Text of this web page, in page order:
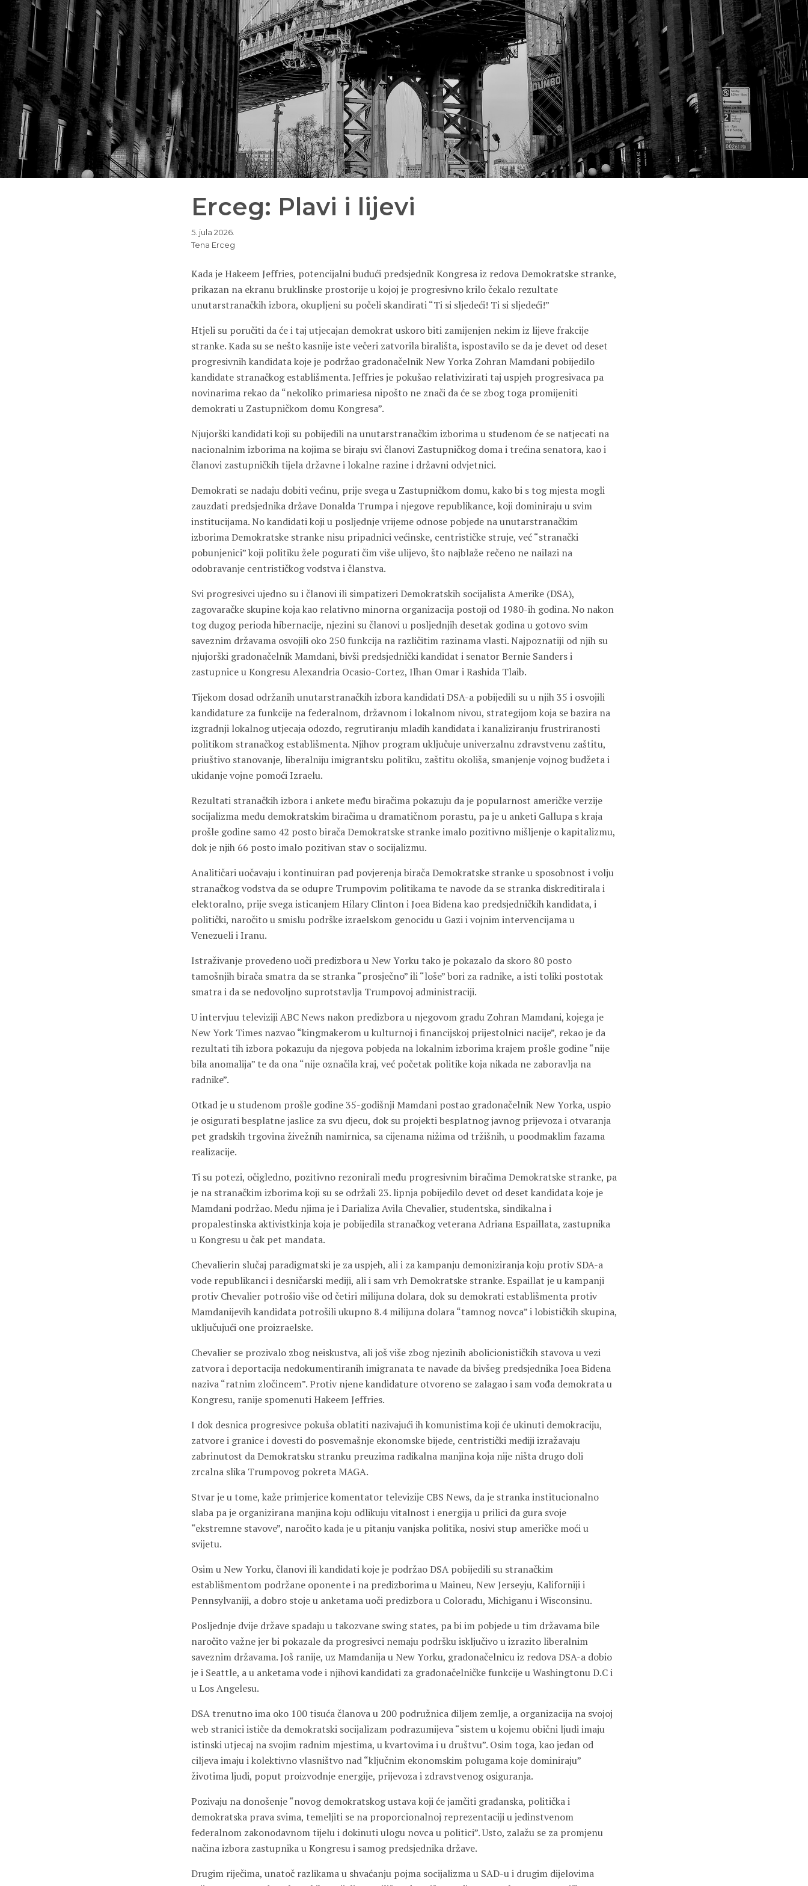
Erceg: Plavi i lijevi
5. jula 2026.
Tena Erceg
Kada je Hakeem Jeffries, potencijalni budući predsjednik Kongresa iz redova Demokratske stranke,
prikazan na ekranu bruklinske prostorije u kojoj je progresivno krilo čekalo rezultate
unutarstranačkih izbora, okupljeni su počeli skandirati “Ti si sljedeći! Ti si sljedeći!”
Htjeli su poručiti da će i taj utjecajan demokrat uskoro biti zamijenjen nekim iz lijeve frakcije
stranke. Kada su se nešto kasnije iste večeri zatvorila birališta, ispostavilo se da je devet od deset
progresivnih kandidata koje je podržao gradonačelnik New Yorka Zohran Mamdani pobijedilo
kandidate stranačkog establišmenta. Jeffries je pokušao relativizirati taj uspjeh progresivaca pa
novinarima rekao da “nekoliko primariesa nipošto ne znači da će se zbog toga promijeniti
demokrati u Zastupničkom domu Kongresa”.
Njujorški kandidati koji su pobijedili na unutarstranačkim izborima u studenom će se natjecati na
nacionalnim izborima na kojima se biraju svi članovi Zastupničkog doma i trećina senatora, kao i
članovi zastupničkih tijela državne i lokalne razine i državni odvjetnici.
Demokrati se nadaju dobiti većinu, prije svega u Zastupničkom domu, kako bi s tog mjesta mogli
zauzdati predsjednika države Donalda Trumpa i njegove republikance, koji dominiraju u svim
institucijama. No kandidati koji u posljednje vrijeme odnose pobjede na unutarstranačkim
izborima Demokratske stranke nisu pripadnici većinske, centrističke struje, već “stranački
pobunjenici” koji politiku žele pogurati čim više ulijevo, što najblaže rečeno ne nailazi na
odobravanje centrističkog vodstva i članstva.
Svi progresivci ujedno su i članovi ili simpatizeri Demokratskih socijalista Amerike (DSA),
zagovaračke skupine koja kao relativno minorna organizacija postoji od 1980-ih godina. No nakon
tog dugog perioda hibernacije, njezini su članovi u posljednjih desetak godina u gotovo svim
saveznim državama osvojili oko 250 funkcija na različitim razinama vlasti. Najpoznatiji od njih su
njujorški gradonačelnik Mamdani, bivši predsjednički kandidat i senator Bernie Sanders i
zastupnice u Kongresu Alexandria Ocasio-Cortez, Ilhan Omar i Rashida Tlaib.
Tijekom dosad održanih unutarstranačkih izbora kandidati DSA-a pobijedili su u njih 35 i osvojili
kandidature za funkcije na federalnom, državnom i lokalnom nivou, strategijom koja se bazira na
izgradnji lokalnog utjecaja odozdo, regrutiranju mladih kandidata i kanaliziranju frustriranosti
politikom stranačkog establišmenta. Njihov program uključuje univerzalnu zdravstvenu zaštitu,
priuštivo stanovanje, liberalniju imigrantsku politiku, zaštitu okoliša, smanjenje vojnog budžeta i
ukidanje vojne pomoći Izraelu.
Rezultati stranačkih izbora i ankete među biračima pokazuju da je popularnost američke verzije
socijalizma među demokratskim biračima u dramatičnom porastu, pa je u anketi Gallupa s kraja
prošle godine samo 42 posto birača Demokratske stranke imalo pozitivno mišljenje o kapitalizmu,
dok je njih 66 posto imalo pozitivan stav o socijalizmu.
Analitičari uočavaju i kontinuiran pad povjerenja birača Demokratske stranke u sposobnost i volju
stranačkog vodstva da se odupre Trumpovim politikama te navode da se stranka diskreditirala i
elektoralno, prije svega isticanjem Hilary Clinton i Joea Bidena kao predsjedničkih kandidata, i
politički, naročito u smislu podrške izraelskom genocidu u Gazi i vojnim intervencijama u
Venezueli i Iranu.
Istraživanje provedeno uoči predizbora u New Yorku tako je pokazalo da skoro 80 posto
tamošnjih birača smatra da se stranka “prosječno” ili “loše” bori za radnike, a isti toliki postotak
smatra i da se nedovoljno suprotstavlja Trumpovoj administraciji.
U intervjuu televiziji ABC News nakon predizbora u njegovom gradu Zohran Mamdani, kojega je
New York Times nazvao “kingmakerom u kulturnoj i financijskoj prijestolnici nacije”, rekao je da
rezultati tih izbora pokazuju da njegova pobjeda na lokalnim izborima krajem prošle godine “nije
bila anomalija” te da ona “nije označila kraj, već početak politike koja nikada ne zaboravlja na
radnike”.
Otkad je u studenom prošle godine 35-godišnji Mamdani postao gradonačelnik New Yorka, uspio
je osigurati besplatne jaslice za svu djecu, dok su projekti besplatnog javnog prijevoza i otvaranja
pet gradskih trgovina živežnih namirnica, sa cijenama nižima od tržišnih, u poodmaklim fazama
realizacije.
Ti su potezi, očigledno, pozitivno rezonirali među progresivnim biračima Demokratske stranke, pa
je na stranačkim izborima koji su se održali 23. lipnja pobijedilo devet od deset kandidata koje je
Mamdani podržao. Među njima je i Darializa Avila Chevalier, studentska, sindikalna i
propalestinska aktivistkinja koja je pobijedila stranačkog veterana Adriana Espaillata, zastupnika
u Kongresu u čak pet mandata.
Chevalierin slučaj paradigmatski je za uspjeh, ali i za kampanju demoniziranja koju protiv SDA-a
vode republikanci i desničarski mediji, ali i sam vrh Demokratske stranke. Espaillat je u kampanji
protiv Chevalier potrošio više od četiri milijuna dolara, dok su demokrati establišmenta protiv
Mamdanijevih kandidata potrošili ukupno 8.4 milijuna dolara “tamnog novca” i lobističkih skupina,
uključujući one proizraelske.
Chevalier se prozivalo zbog neiskustva, ali još više zbog njezinih abolicionističkih stavova u vezi
zatvora i deportacija nedokumentiranih imigranata te navade da bivšeg predsjednika Joea Bidena
naziva “ratnim zločincem”. Protiv njene kandidature otvoreno se zalagao i sam vođa demokrata u
Kongresu, ranije spomenuti Hakeem Jeffries.
I dok desnica progresivce pokuša oblatiti nazivajući ih komunistima koji će ukinuti demokraciju,
zatvore i granice i dovesti do posvemašnje ekonomske bijede, centristički mediji izražavaju
zabrinutost da Demokratsku stranku preuzima radikalna manjina koja nije ništa drugo doli
zrcalna slika Trumpovog pokreta MAGA.
Stvar je u tome, kaže primjerice komentator televizije CBS News, da je stranka institucionalno
slaba pa je organizirana manjina koju odlikuju vitalnost i energija u prilici da gura svoje
“ekstremne stavove”, naročito kada je u pitanju vanjska politika, nosivi stup američke moći u
svijetu.
Osim u New Yorku, članovi ili kandidati koje je podržao DSA pobijedili su stranačkim
establišmentom podržane oponente i na predizborima u Maineu, New Jerseyju, Kaliforniji i
Pennsylvaniji, a dobro stoje u anketama uoči predizbora u Coloradu, Michiganu i Wisconsinu.
Posljednje dvije države spadaju u takozvane swing states, pa bi im pobjede u tim državama bile
naročito važne jer bi pokazale da progresivci nemaju podršku isključivo u izrazito liberalnim
saveznim državama. Još ranije, uz Mamdanija u New Yorku, gradonačelnicu iz redova DSA-a dobio
je i Seattle, a u anketama vode i njihovi kandidati za gradonačelničke funkcije u Washingtonu D.C i
u Los Angelesu.
DSA trenutno ima oko 100 tisuća članova u 200 podružnica diljem zemlje, a organizacija na svojoj
web stranici ističe da demokratski socijalizam podrazumijeva “sistem u kojemu obični ljudi imaju
istinski utjecaj na svojim radnim mjestima, u kvartovima i u društvu”. Osim toga, kao jedan od
ciljeva imaju i kolektivno vlasništvo nad “ključnim ekonomskim polugama koje dominiraju”
životima ljudi, poput proizvodnje energije, prijevoza i zdravstvenog osiguranja.
Pozivaju na donošenje “novog demokratskog ustava koji će jamčiti građanska, politička i
demokratska prava svima, temeljiti se na proporcionalnoj reprezentaciji u jedinstvenom
federalnom zakonodavnom tijelu i dokinuti ulogu novca u politici”. Usto, zalažu se za promjenu
načina izbora zastupnika u Kongresu i samog predsjednika države.
Drugim riječima, unatoč razlikama u shvaćanju pojma socijalizma u SAD-u i drugim dijelovima